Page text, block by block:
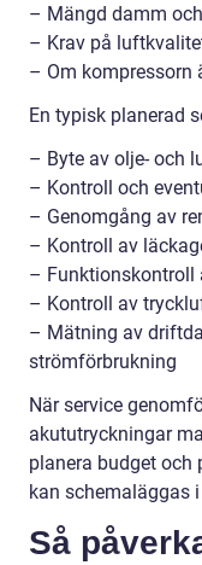
– Mängd damm
– Krav på
– Om kompressorn
En typisk planerad
– Byte av olje- och
– Kontroll och
– Genomgång av
– Kontroll av
– Funktionskontroll
– Kontroll av
– Mätning av
strömförbrukning
När service
akututryckningar
planera budget och
kan schemaläggas
Så